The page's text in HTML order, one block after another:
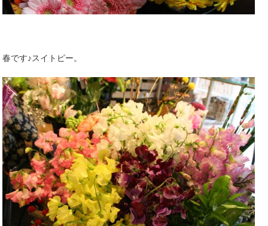
春です♪スイトピー。